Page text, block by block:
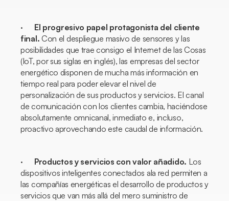
· El progresivo papel protagonista del cliente
final. Con el despliegue masivo de sensores y las
posibilidades que trae consigo el Internet de las Cosas
(IoT, por sus siglas en inglés), las empresas del sector
energético disponen de mucha más información en
tiempo real para poder elevar el nivel de
personalización de sus productos y servicios. El canal
de comunicación con los clientes cambia, haciéndose
absolutamente omnicanal, inmediato e, incluso,
proactivo aprovechando este caudal de información.
· Productos y servicios con valor añadido. Los
dispositivos inteligentes conectados ala red permiten a
las compañías energéticas el desarrollo de productos y
servicios que van más allá del mero suministro de